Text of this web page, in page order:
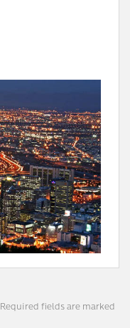
Required fields are marked